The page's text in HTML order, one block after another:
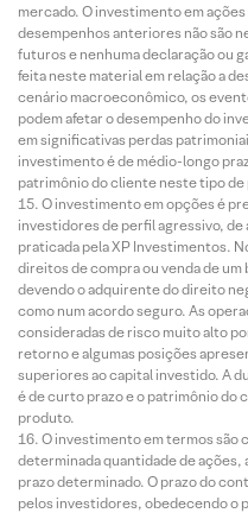
mercado. O investimento em
desempenhos anteriores não são
futuros e nenhuma declaração ou
feita neste material em relação a
cenário macroeconômico, os
podem afetar o desempenho do
em significativas perdas
investimento é de médio-longo
patrimônio do cliente neste tipo
O investimento em opções é
investidores de perfil agressivo,
praticada pela XP Investimentos.
direitos de compra ou venda de
devendo o adquirente do direito
como num acordo seguro. As
consideradas de risco muito alto
retorno e algumas posições
superiores ao capital investido. A
é de curto prazo e o patrimônio do
produto.
O investimento em termos são
determinada quantidade de ações,
prazo determinado. O prazo do
pelos investidores, obedecendo o